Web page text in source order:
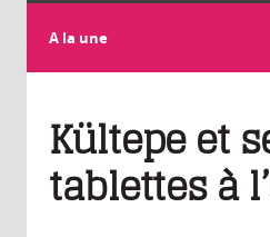
A la une
Kültepe et
tablettes à